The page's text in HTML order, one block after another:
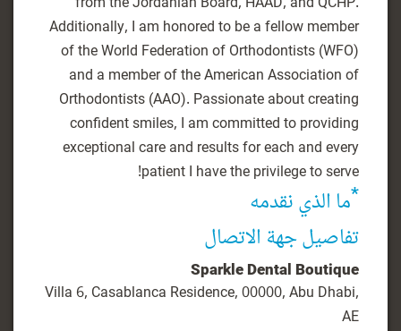
Additionally, I am honored to be a fellow member
of the World Federation of Orthodontists (WFO)
and a member of the American Association of
Orthodontists (AAO). Passionate about creating
confident smiles, I am committed to providing
exceptional care and results for each and every
patient I have the privilege to serve!
*ما الذي نقدمه
تفاصيل جهة الاتصال
Sparkle Dental Boutique
Villa 6, Casablanca Residence, 00000, Abu Dhabi,
AE